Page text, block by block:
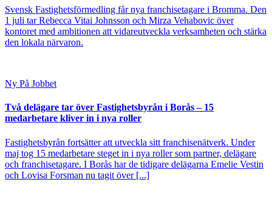
Svensk Fastighetsförmedling får nya franchisetagare i Bromma. Den
1 juli tar Rebecca Vitai Johnsson och Mirza Vehabovic över
kontoret med ambitionen att vidareutveckla verksamheten och stärka
den lokala närvaron.
Ny På Jobbet
Två delägare tar över Fastighetsbyrån i Borås – 15
medarbetare kliver in i nya roller
Fastighetsbyrån fortsätter att utveckla sitt franchisenätverk. Under
maj tog 15 medarbetare steget in i nya roller som partner, delägare
och franchisetagare. I Borås har de tidigare delägarna Emelie Vestin
och Lovisa Forsman nu tagit över [...]